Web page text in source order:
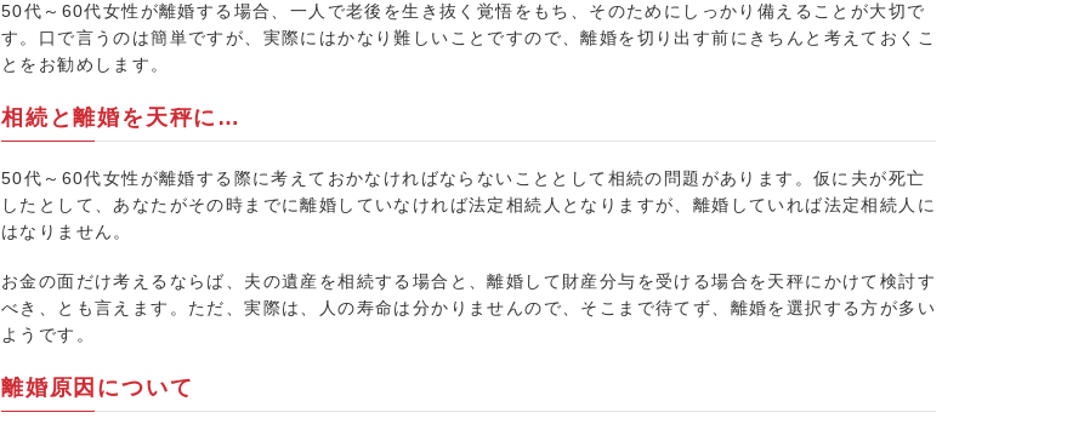
50代～60代女性が離婚する場合、一人で老後を生き抜く覚悟をもち、そのためにしっかり備えることが大切で
す。口で言うのは簡単ですが、実際にはかなり難しいことですので、離婚を切り出す前にきちんと考えておくこ
とをお勧めします。
相続と離婚を天秤に…
50代～60代女性が離婚する際に考えておかなければならないこととして相続の問題があります。仮に夫が死亡
したとして、あなたがその時までに離婚していなければ法定相続人となりますが、離婚していれば法定相続人に
はなりません。
お金の面だけ考えるならば、夫の遺産を相続する場合と、離婚して財産分与を受ける場合を天秤にかけて検討す
べき、とも言えます。ただ、実際は、人の寿命は分かりませんので、そこまで待てず、離婚を選択する方が多い
ようです。
離婚原因について